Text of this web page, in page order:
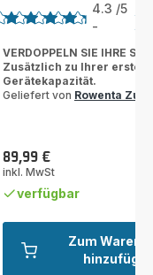
Zum
4.3 /5
-
VERDOPPELN SIE IHRE
Zusätzlich zu Ihrer ersten
Gerätekapazität.
Geliefert von Rowenta
Preis
89,99 €
inkl. MwSt
verfügbar